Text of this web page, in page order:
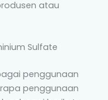
atau
Sulfate
penggunaan
penggunaan